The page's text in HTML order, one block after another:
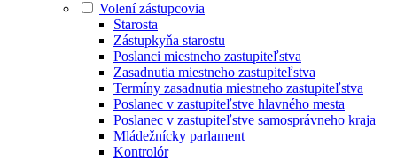
Volení zástupcovia
Starosta
Zástupkyňa starostu
Poslanci miestneho zastupiteľstva
Zasadnutia miestneho zastupiteľstva
Termíny zasadnutia miestneho zastupiteľstva
Poslanec v zastupiteľstve hlavného mesta
Poslanec v zastupiteľstve samosprávneho kraja
Mládežnícky parlament
Kontrolór